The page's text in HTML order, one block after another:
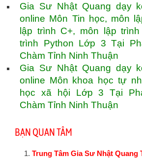
Gia Sư Nhật Quang dạy
online Môn Tin học, môn
lập trình C+, môn lập
trình Python Lớp 3 Tại
Chàm Tỉnh Ninh Thuận
Gia Sư Nhật Quang dạy
online Môn khoa học tự
học xã hội Lớp 3 Tại
Chàm Tỉnh Ninh Thuận
BẠN QUAN TÂM
Trung Tâm Gia Sư Nhật Quang